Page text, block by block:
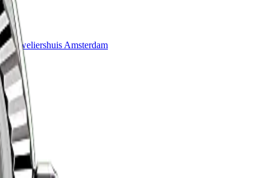
Juweliershuis Amsterdam